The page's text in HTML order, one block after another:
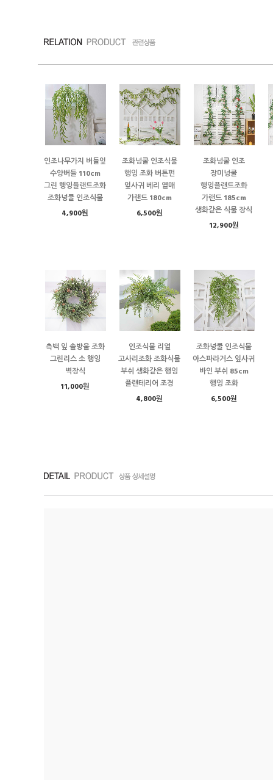
인조나무가지 버들잎
수양버들 110cm
그린 행잉플랜트조화
조화넝쿨 인조식물
4,900원
조화넝쿨 인조식물
행잉 조화 버튼펀
잎사귀 베리 열매
가랜드 180cm
6,500원
조화넝쿨 인조
장미넝쿨
행잉플랜트조화
가랜드 185cm
생화같은 식물 장식
12,900원
측백 잎 솔방울 조화
그린리스 소 행잉
벽장식
11,000원
인조식물 리얼
고사리조화 조화식물
부쉬 생화같은 행잉
플랜테리어 조경
4,800원
조화넝쿨 인조식물
아스파라거스 잎사귀
바인 부쉬 85cm
행잉 조화
6,500원